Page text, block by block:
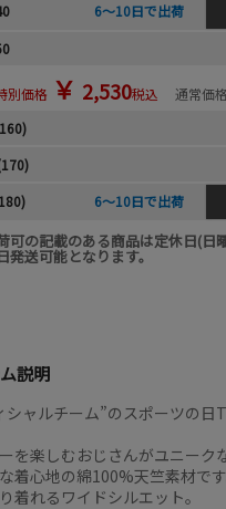
6～10日で出荷
別価格 ￥ 2,530税込 通常価格
6～10日で出荷
可の記載のある商品は定休日(日
発送可能となります。
説明
シャルチーム”のスポーツの日
を楽しむおじさんがユニーク
着心地の綿100%天竺素材です
着れるワイドシルエット。